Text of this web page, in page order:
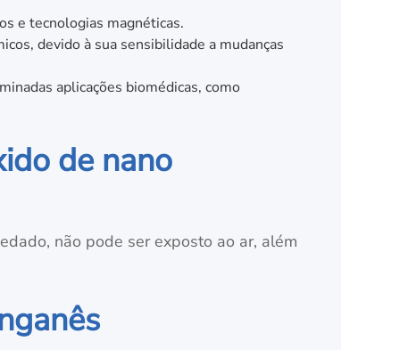
e tecnologias magnéticas.
devido à sua sensibilidade a mudanças
aplicações biomédicas, como
de nano
não pode ser exposto ao ar, além